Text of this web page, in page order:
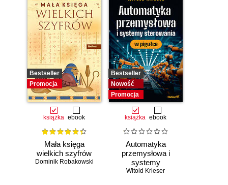
Bestseller
Promocja
książka ebook
Mała księga
wielkich szyfrów
Dominik Robakowski
Bestseller
Nowość
Promocja
książka ebook
Automatyka
przemysłowa i
systemy
sterowania w
Witold Krieser